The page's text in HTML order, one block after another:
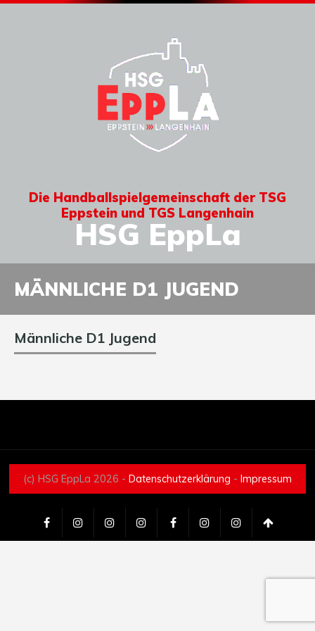
Die Handballspielgemeinschaft der TSG
Eppstein und TGS Langenhain
HSG EppLa
MÄNNLICHE D1 JUGEND
Männliche D1 Jugend
(c) HSG EppLa 2026 - Datenschutzerklärung - Impressum